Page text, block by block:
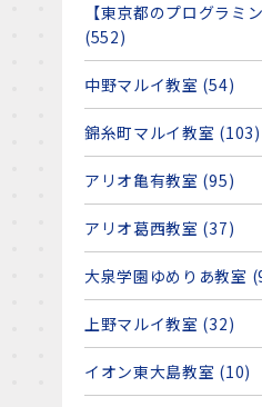
【東京都のプログラミ
(552)
中野マルイ教室 (54)
錦糸町マルイ教室 (103)
アリオ亀有教室 (95)
アリオ葛西教室 (37)
大泉学園ゆめりあ教室
上野マルイ教室 (32)
イオン東大島教室 (10)